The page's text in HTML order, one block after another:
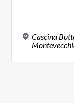
Cascina